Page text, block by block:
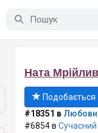
Ната
Подобається
#18351 в
#6854 в